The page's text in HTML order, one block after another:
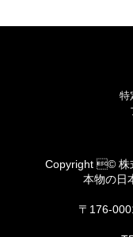
特
Copyright © 株
本物の日
〒176-